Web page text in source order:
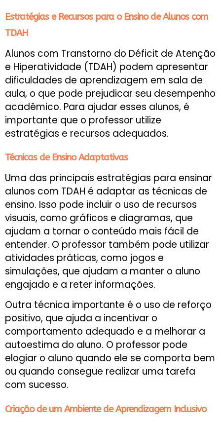
Estratégias e Recursos para o Ensino de Alunos com
TDAH
Alunos com Transtorno do Déficit de Atenção
e Hiperatividade (TDAH) podem apresentar
dificuldades de aprendizagem em sala de
aula, o que pode prejudicar seu desempenho
acadêmico. Para ajudar esses alunos, é
importante que o professor utilize
estratégias e recursos adequados.
Técnicas de Ensino Adaptativas
Uma das principais estratégias para ensinar
alunos com TDAH é adaptar as técnicas de
ensino. Isso pode incluir o uso de recursos
visuais, como gráficos e diagramas, que
ajudam a tornar o conteúdo mais fácil de
entender. O professor também pode utilizar
atividades práticas, como jogos e
simulações, que ajudam a manter o aluno
engajado e a reter informações.
Outra técnica importante é o uso de reforço
positivo, que ajuda a incentivar o
comportamento adequado e a melhorar a
autoestima do aluno. O professor pode
elogiar o aluno quando ele se comporta bem
ou quando consegue realizar uma tarefa
com sucesso.
Criação de um Ambiente de Aprendizagem Inclusivo